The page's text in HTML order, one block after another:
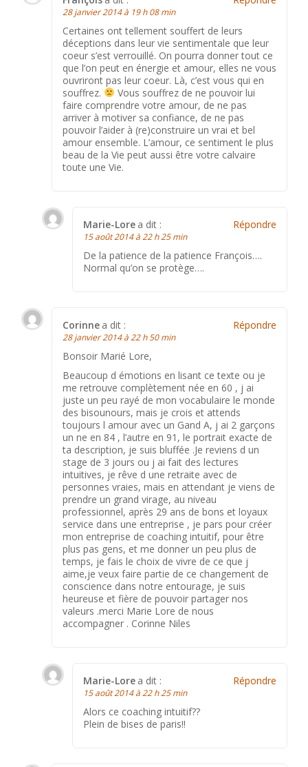
28 janvier 2014 à 19 h 08 min
Certaines ont tellement souffert de leurs
déceptions dans leur vie sentimentale que leur
coeur s’est verrouillé. On pourra donner tout ce
que l’on peut en énergie et amour, elles ne vous
ouvriront pas leur coeur. Là, c’est vous qui en
souffrez.
Vous souffrez de ne pouvoir lui
faire comprendre votre amour, de ne pas
arriver à motiver sa confiance, de ne pas
pouvoir l’aider à (re)construire un vrai et bel
amour ensemble. L’amour, ce sentiment le plus
beau de la Vie peut aussi être votre calvaire
toute une Vie.
Marie-Lore a dit :
15 août 2014 à 22 h 25 min
De la patience de la patience François….
Normal qu’on se protège….
Répondre
Corinne a dit :
28 janvier 2014 à 22 h 50 min
Bonsoir Marié Lore,
Beaucoup d émotions en lisant ce texte ou je
me retrouve complètement née en 60 , j ai
juste un peu rayé de mon vocabulaire le monde
des bisounours, mais je crois et attends
toujours l amour avec un Gand A, j ai 2 garçons
un ne en 84 , l’autre en 91, le portrait exacte de
ta description, je suis bluffée .Je reviens d un
stage de 3 jours ou j ai fait des lectures
intuitives, je rêve d une retraite avec de
personnes vraies, mais en attendant je viens de
prendre un grand virage, au niveau
professionnel, après 29 ans de bons et loyaux
service dans une entreprise , je pars pour créer
mon entreprise de coaching intuitif, pour être
plus pas gens, et me donner un peu plus de
temps, je fais le choix de vivre de ce que j
aime,je veux faire partie de ce changement de
conscience dans notre entourage, je suis
heureuse et fière de pouvoir partager nos
valeurs .merci Marie Lore de nous
accompagner . Corinne Niles
Répondre
Marie-Lore a dit :
15 août 2014 à 22 h 25 min
Alors ce coaching intuitif??
Plein de bises de paris!!
Répondre